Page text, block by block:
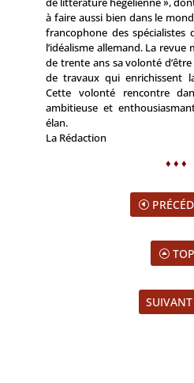
à faire aussi bien dans le
francophone des spécialistes
l’idéalisme allemand. La
de trente ans sa volonté
de travaux qui enrichissent
Cette volonté rencontre
ambitieuse et
élan.
La Rédaction
♦ ♦ ♦
TOP
SUIVANT